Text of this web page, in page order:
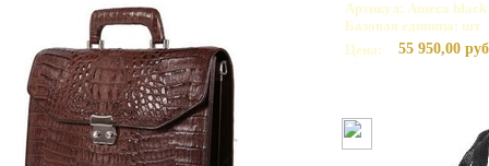
Артикул: Ameca black
Базовая единица: шт
Цена:
55 950,00